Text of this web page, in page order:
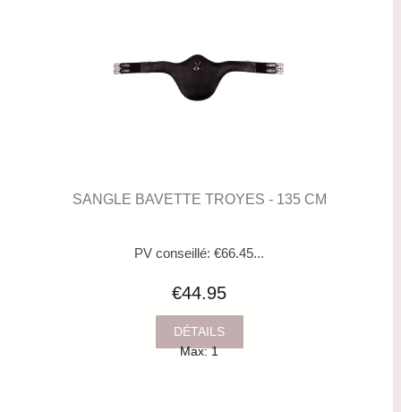
SANGLE BAVETTE TROYES - 135 CM
PV conseillé: €66.45...
€44.95
DÉTAILS
Max: 1